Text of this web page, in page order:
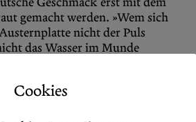
gemacht werden. »Wem sich
nicht der Puls
das Wasser im Munde
Kritiker
Cookies